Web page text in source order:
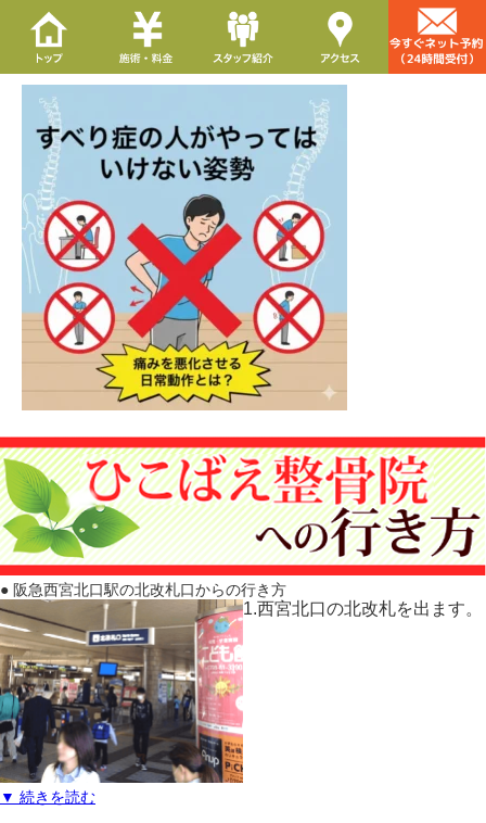
● 阪急西宮北口駅の北改札口からの行き方
1.西宮北口の北改札を出ます。
▼ 続きを読む